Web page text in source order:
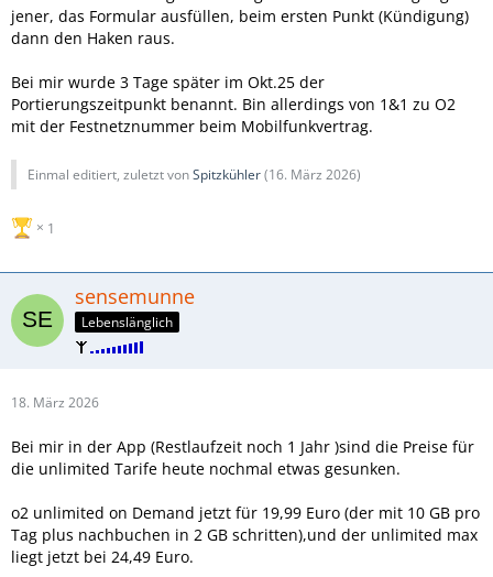
jener, das Formular ausfüllen, beim ersten Punkt (Kündigung)
dann den Haken raus.
Bei mir wurde 3 Tage später im Okt.25 der
Portierungszeitpunkt benannt. Bin allerdings von 1&1 zu O2
mit der Festnetznummer beim Mobilfunkvertrag.
Einmal editiert, zuletzt vonSpitzkühler(16. März 2026)
1
sensemunne
Lebenslänglich
18. März 2026
Bei mir in der App (Restlaufzeit noch 1 Jahr )sind die Preise für
die unlimited Tarife heute nochmal etwas gesunken.
o2 unlimited on Demand jetzt für 19,99 Euro (der mit 10 GB pro
Tag plus nachbuchen in 2 GB schritten),und der unlimited max
liegt jetzt bei 24,49 Euro.